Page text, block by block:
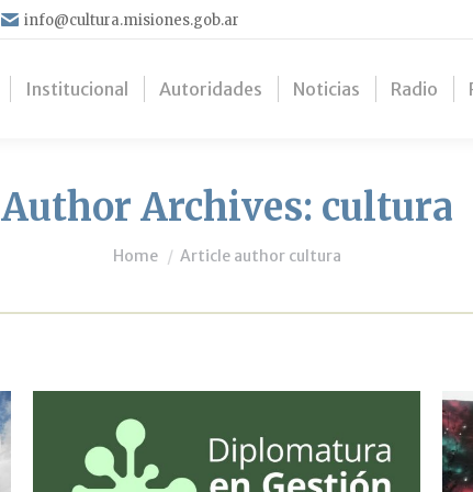
info@cultura.misiones.gob.ar
Institucional Autoridades Noticias Radio
Author Archives: cultura
You are here:
Home Article author cultura